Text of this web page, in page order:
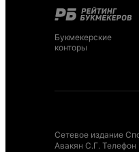
Букмекерские
конторы
Сетевое издание
Авакян С.Г.